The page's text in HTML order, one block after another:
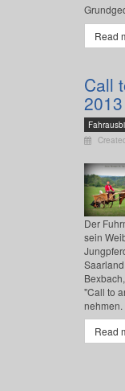
Read
Call
2013
Der
sein
"Call to
nehmen.
Read